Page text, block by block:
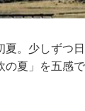
夏。少しずつ
の夏」を五感